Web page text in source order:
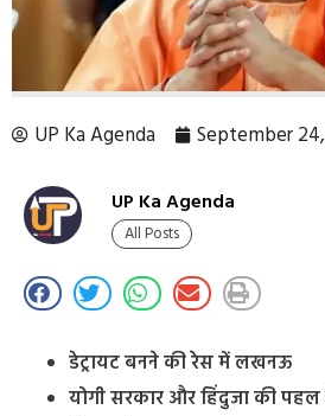
UP Ka Agenda September
UP Ka Agenda
All Posts
डेट्रायट बनने की रेस में लखनऊ
योगी सरकार और हिंदुजा की पहल